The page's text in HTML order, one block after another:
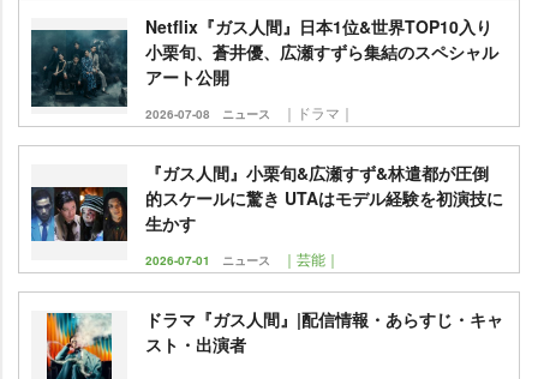
Netflix『ガス人間』日本1位&世界TOP10入り
小栗旬、蒼井優、広瀬すずら集結のスペシャル
アート公開
2026-07-08 ニュース ｜ドラマ｜
『ガス人間』小栗旬&広瀬すず&林遣都が圧倒
的スケールに驚き UTAはモデル経験を初演技に
生かす
2026-07-01 ニュース ｜芸能｜
ドラマ『ガス人間』|配信情報・あらすじ・キャ
スト・出演者